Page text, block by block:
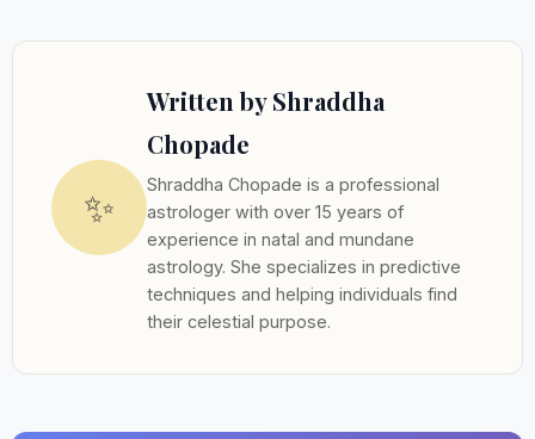
✨
Written by Shraddha
Chopade
Shraddha Chopade is a professional
astrologer with over 15 years of
experience in natal and mundane
astrology. She specializes in predictive
techniques and helping individuals find
their celestial purpose.